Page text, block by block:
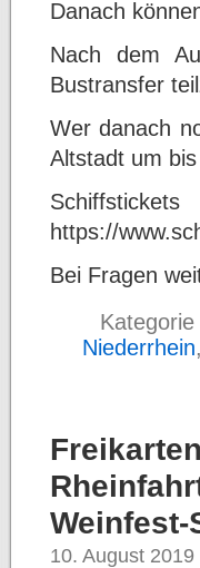
Danach
Nach dem
Bustransfer
Wer danach
Altstadt um
https://
Bei Fragen
Kategorie
Niederrhein,
10. August 2019